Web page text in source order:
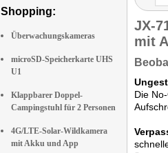
Shopping:
Überwachungskameras
microSD-Speicherkarte UHS
U1
Klappbarer Doppel-
Campingstuhl für 2 Personen
4G/LTE-Solar-Wildkamera
mit Akku und App
JX-
mit
Die